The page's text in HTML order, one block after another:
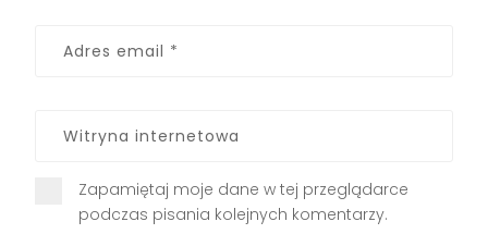
Zapamiętaj moje dane w tej przeglądarce
podczas pisania kolejnych komentarzy.